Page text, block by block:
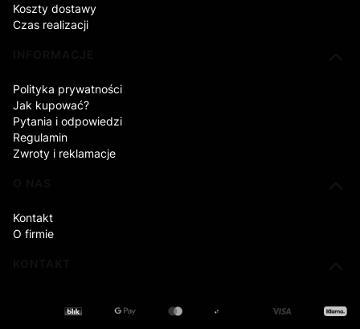
Koszty dostawy
Czas realizacji
Polityka prywatności
Jak kupować?
Pytania i odpowiedzi
Regulamin
Zwroty i reklamacje
Kontakt
O firmie